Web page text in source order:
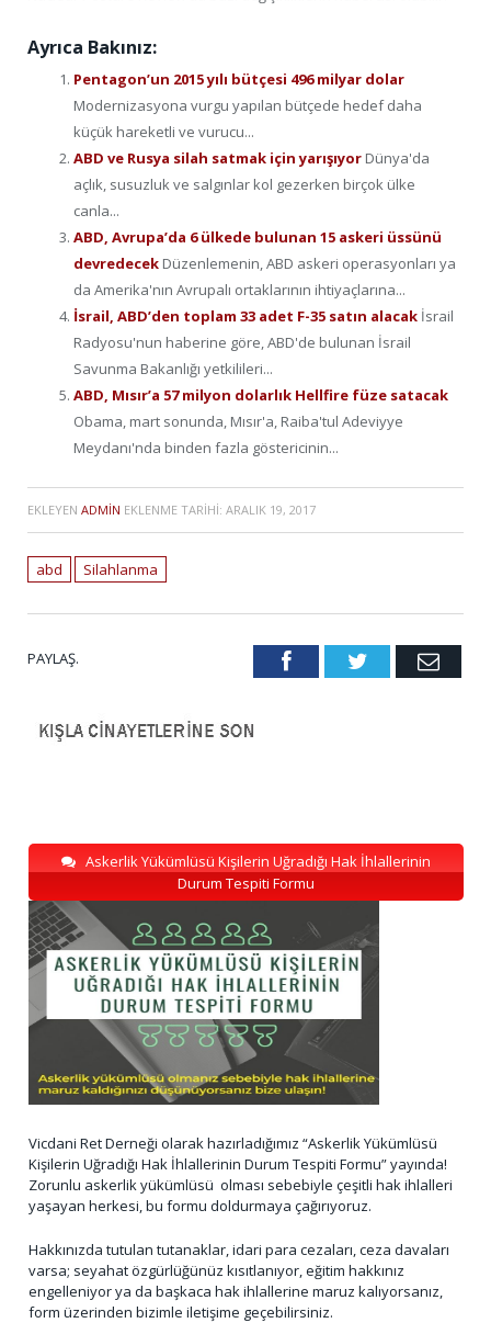
Ayrıca Bakınız:
Pentagon’un 2015 yılı bütçesi 496 milyar dolar
Modernizasyona vurgu yapılan bütçede hedef daha
küçük hareketli ve vurucu...
ABD ve Rusya silah satmak için yarışıyor Dünya'da
açlık, susuzluk ve salgınlar kol gezerken birçok ülke
canla...
ABD, Avrupa’da 6 ülkede bulunan 15 askeri üssünü
devredecek Düzenlemenin, ABD askeri operasyonları ya
da Amerika'nın Avrupalı ortaklarının ihtiyaçlarına...
İsrail, ABD’den toplam 33 adet F-35 satın alacak İsrail
Radyosu'nun haberine göre, ABD'de bulunan İsrail
Savunma Bakanlığı yetkilileri...
ABD, Mısır’a 57 milyon dolarlık Hellfire füze satacak
Obama, mart sonunda, Mısır'a, Raiba'tul Adeviyye
Meydanı'nda binden fazla göstericinin...
EKLEYEN ADMIN EKLENME TARIHI: ARALIK 19, 2017
abd Silahlanma
PAYLAŞ. FacebookTwitter Email
Askerlik Yükümlüsü Kişilerin Uğradığı Hak İhlallerinin
Durum Tespiti Formu
Vicdani Ret Derneği olarak hazırladığımız “Askerlik Yükümlüsü
Kişilerin Uğradığı Hak İhlallerinin Durum Tespiti Formu” yayında!
Zorunlu askerlik yükümlüsü olması sebebiyle çeşitli hak ihlalleri
yaşayan herkesi, bu formu doldurmaya çağırıyoruz.
Hakkınızda tutulan tutanaklar, idari para cezaları, ceza davaları
varsa; seyahat özgürlüğünüz kısıtlanıyor, eğitim hakkınız
engelleniyor ya da başkaca hak ihlallerine maruz kalıyorsanız,
form üzerinden bizimle iletişime geçebilirsiniz.